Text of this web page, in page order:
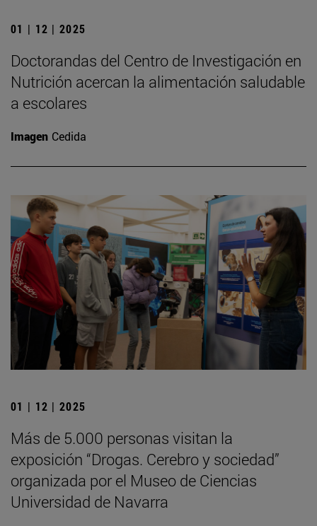
01 | 12 | 2025
Doctorandas del Centro de Investigación en
Nutrición acercan la alimentación saludable
a escolares
Imagen Cedida
01 | 12 | 2025
Más de 5.000 personas visitan la
exposición “Drogas. Cerebro y sociedad”
organizada por el Museo de Ciencias
Universidad de Navarra